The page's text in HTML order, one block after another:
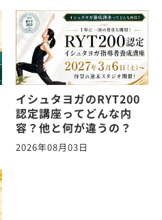
イシュタヨガのRYT200
認定講座ってどんな内
容？他と何が違うの？
2026年08月03日